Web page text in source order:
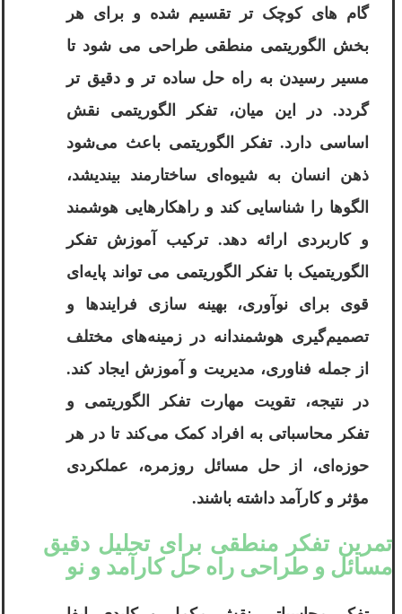
گام‌ های کوچک‌ تر تقسیم شده و برای هر
بخش الگوریتمی منطقی طراحی می ‌شود تا
مسیر رسیدن به راه ‌حل ساده ‌تر و دقیق‌ تر
گردد. در این میان، تفکر الگوریتمی نقش
اساسی دارد. تفکر الگوریتمی باعث می‌شود
ذهن انسان به شیوه‌ای ساختارمند بیندیشد،
الگوها را شناسایی کند و راهکارهایی هوشمند
و کاربردی ارائه دهد. ترکیب آموزش تفکر
الگوریتمیک با تفکر الگوریتمی می ‌تواند پایه‌ای
قوی برای نوآوری، بهینه ‌سازی فرایندها و
تصمیم‌گیری هوشمندانه در زمینه‌های مختلف
از جمله فناوری، مدیریت و آموزش ایجاد کند.
در نتیجه، تقویت مهارت تفکر الگوریتمی و
تفکر محاسباتی به افراد کمک می‌کند تا در هر
حوزه‌ای، از حل مسائل روزمره، عملکردی
مؤثر و کارآمد داشته باشند.
تمرین تفکر منطقی برای تحلیل دقیق
مسائل و طراحی راه ‌حل‌ کارآمد و نو